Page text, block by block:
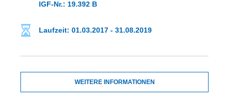
IGF-Nr.: 19.392 B
Laufzeit: 01.03.2017 - 31.08.2019
WEITERE INFORMATIONEN